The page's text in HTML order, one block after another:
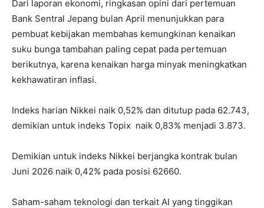
Dari laporan ekonomi, ringkasan opini dari pertemuan
Bank Sentral Jepang bulan April menunjukkan para
pembuat kebijakan membahas kemungkinan kenaikan
suku bunga tambahan paling cepat pada pertemuan
berikutnya, karena kenaikan harga minyak meningkatkan
kekhawatiran inflasi.
Indeks harian Nikkei naik 0,52% dan ditutup pada 62.743,
demikian untuk indeks Topix naik 0,83% menjadi 3.873.
Demikian untuk indeks Nikkei berjangka kontrak bulan
Juni 2026 naik 0,42% pada posisi 62660.
Saham-saham teknologi dan terkait AI yang tinggikan